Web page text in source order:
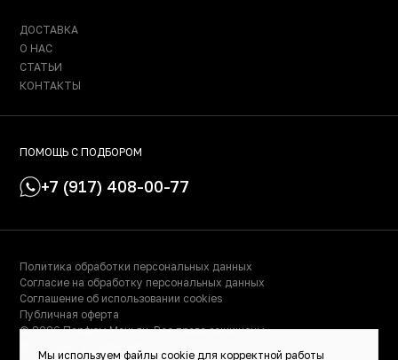
ДОСТАВКА
О НАС
СТАТЬИ
КОНТАКТЫ
ПОМОЩЬ С ПОДБОРОМ
+7 (917) 408-00-77
Политика обработки персональных данных
Согласие на обработку персональных данных
Соглашение об использовании cookies
Публичная оферта
© 2026 Парфюм Маньяк. Все права защищены.
Мы используем файлы cookie для корректной работы